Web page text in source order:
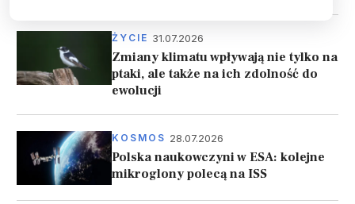
ŻYCIE 31.07.2026
Zmiany klimatu wpływają nie tylko na
ptaki, ale także na ich zdolność do
ewolucji
KOSMOS 28.07.2026
Polska naukowczyni w ESA: kolejne
mikroglony polecą na ISS